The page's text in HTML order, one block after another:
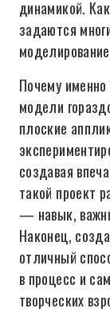
динамикой.
задаются
Почему
модели
плоские
создавая
такой проект
— навык,
Наконец,
отличный
в процесс и
творческих